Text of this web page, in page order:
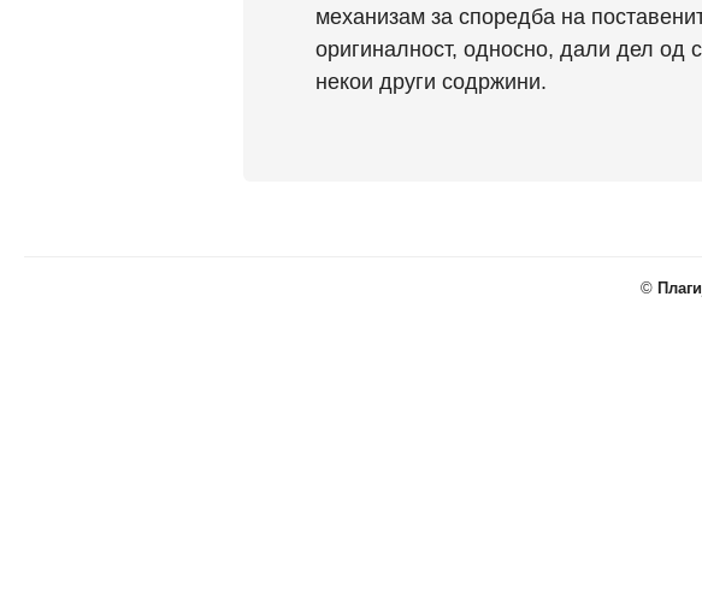
механизам за споредба на
оригиналност, односно, дали дел од
некои други содржини.
©